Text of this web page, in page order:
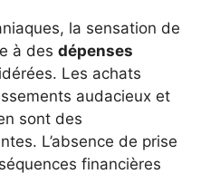
la sensation de
à des dépenses
Les achats
audacieux et
sont des
L’absence de prise
financières